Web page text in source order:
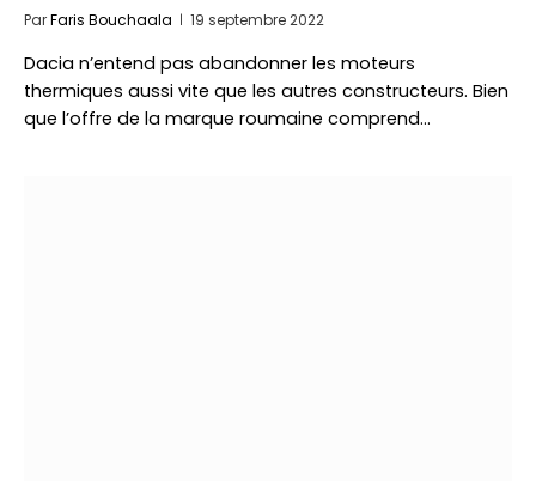
ParFaris Bouchaala 19 septembre 2022
Dacia n’entend pas abandonner les moteurs
thermiques aussi vite que les autres constructeurs. Bien
que l’offre de la marque roumaine comprend…